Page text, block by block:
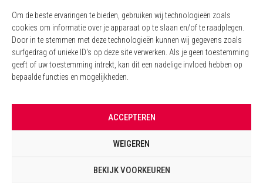
Om de beste ervaringen te bieden, gebruiken wij technologieën zoals
cookies om informatie over je apparaat op te slaan en/of te raadplegen.
Door in te stemmen met deze technologieën kunnen wij gegevens zoals
surfgedrag of unieke ID's op deze site verwerken. Als je geen toestemming
geeft of uw toestemming intrekt, kan dit een nadelige invloed hebben op
bepaalde functies en mogelijkheden.
ACCEPTEREN
WEIGEREN
BEKIJK VOORKEUREN